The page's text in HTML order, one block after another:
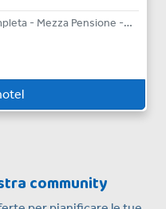
Pensione Completa - Mezza Pensione - Bed & Breakfast
community